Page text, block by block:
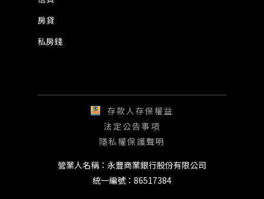
房貸
私房錢
存款人存保權益
法定公告事項
隱私權保護聲明
營業人名稱：永豐商業銀行股份有限公司
統一編號：86517384